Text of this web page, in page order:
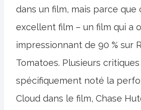
dans un film, mais parce que
excellent film – un film qui a
impressionnant de 90 % sur
Tomatoes. Plusieurs
spécifiquement noté la
Cloud dans le film, Chase